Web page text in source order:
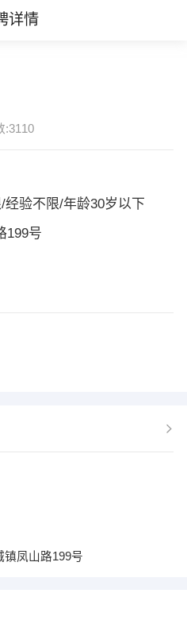
详情
:3110
验不限/年龄30岁以下
199号
镇凤山路199号